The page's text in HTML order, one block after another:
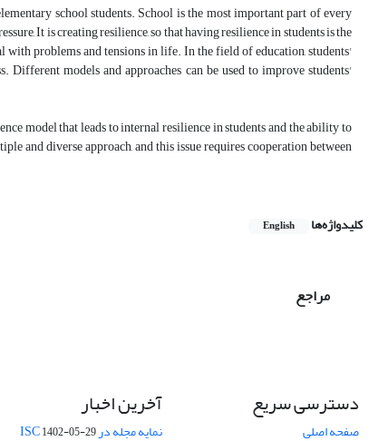
school students. School is the most important part of every
It is creating resilience, so that having resilience in students is the
problems and tensions in life. In the field of education, students'
Different models and approaches can be used to improve students'
model that leads to internal resilience in students and the ability to
and diverse approach, and this issue requires cooperation between
کلیدواژه‌ها English
مراجع
دسترسی سریع
صفحه اصلی
آخرین اخبار
نمایه مجله در ISC1402-05-29